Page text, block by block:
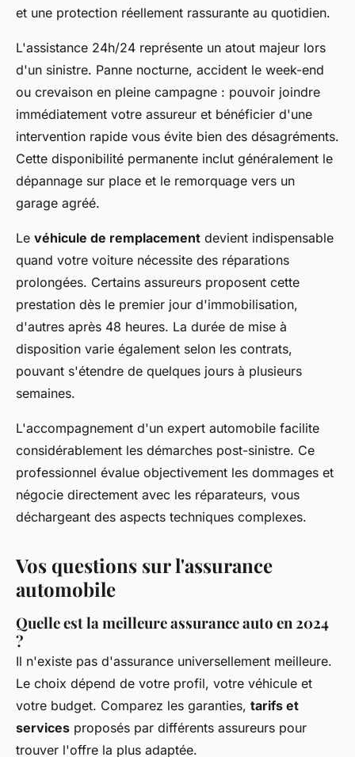
et une protection réellement rassurante au quotidien.
L'assistance 24h/24 représente un atout majeur lors
d'un sinistre. Panne nocturne, accident le week-end
ou crevaison en pleine campagne : pouvoir joindre
immédiatement votre assureur et bénéficier d'une
intervention rapide vous évite bien des désagréments.
Cette disponibilité permanente inclut généralement le
dépannage sur place et le remorquage vers un
garage agréé.
Le véhicule de remplacement devient indispensable
quand votre voiture nécessite des réparations
prolongées. Certains assureurs proposent cette
prestation dès le premier jour d'immobilisation,
d'autres après 48 heures. La durée de mise à
disposition varie également selon les contrats,
pouvant s'étendre de quelques jours à plusieurs
semaines.
L'accompagnement d'un expert automobile facilite
considérablement les démarches post-sinistre. Ce
professionnel évalue objectivement les dommages et
négocie directement avec les réparateurs, vous
déchargeant des aspects techniques complexes.
Vos questions sur l'assurance
automobile
Quelle est la meilleure assurance auto en 2024
?
Il n'existe pas d'assurance universellement meilleure.
Le choix dépend de votre profil, votre véhicule et
votre budget. Comparez les garanties, tarifs et
services proposés par différents assureurs pour
trouver l'offre la plus adaptée.